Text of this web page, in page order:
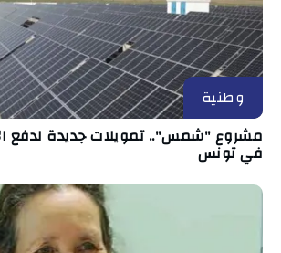
وطنية
مشروع "شمس".. تمويلات جديدة لدفع
في تونس